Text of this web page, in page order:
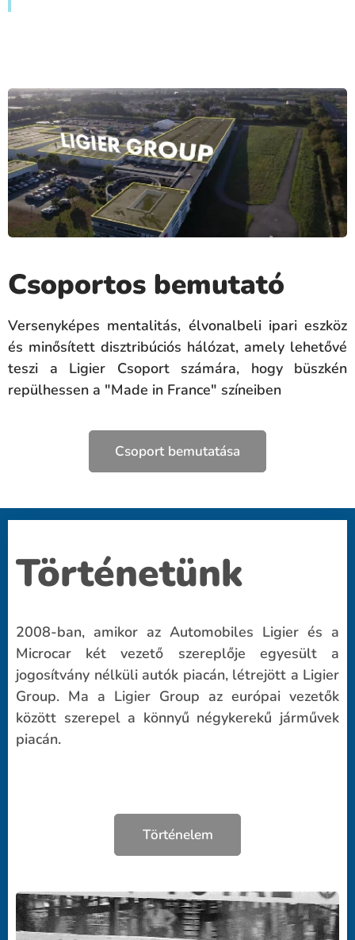
Csoportos bemutató
Versenyképes mentalitás, élvonalbeli ipari eszköz
és minősített disztribúciós hálózat, amely lehetővé
teszi a Ligier Csoport számára, hogy büszkén
repülhessen a "Made in France" színeiben
Csoport bemutatása
Történetünk
2008-ban, amikor az Automobiles Ligier és a
Microcar két vezető szereplője egyesült a
jogosítvány nélküli autók piacán, létrejött a Ligier
Group. Ma a Ligier Group az európai vezetők
között szerepel a könnyű négykerekű járművek
piacán.
Történelem